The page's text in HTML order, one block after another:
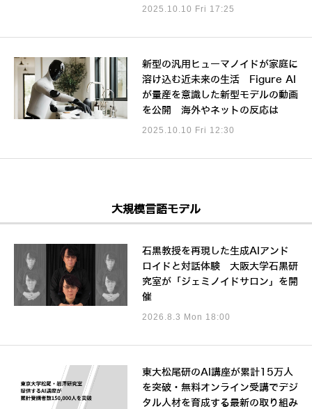
2025.10.10 Fri 17:25
新型の汎用ヒューマノイドが家庭に
溶け込む近未来の生活 Figure AI
が量産を意識した新型モデルの動画
を公開 海外やネットの反応は
2025.10.10 Fri 12:30
大規模言語モデル
石黒教授を再現した生成AIアンド
ロイドと対話体験 大阪大学石黒研
究室が「ジェミノイドサロン」を開
催
2026.8.3 Mon 18:00
東大松尾研のAI講座が累計15万人
を突破・無料オンライン受講でデジ
タル人材を育成する最新の取り組み